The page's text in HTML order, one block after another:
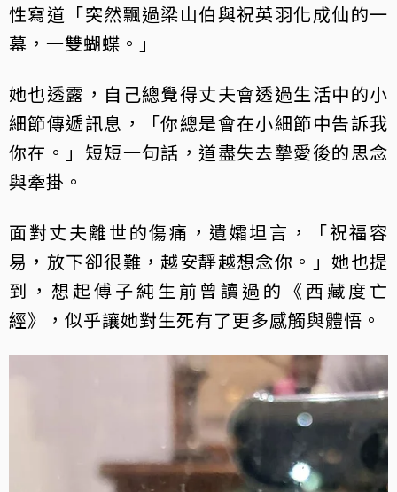
性寫道「突然飄過梁山伯與祝英羽化成仙的一
幕，一雙蝴蝶。」
她也透露，自己總覺得丈夫會透過生活中的小
細節傳遞訊息，「你總是會在小細節中告訴我
你在。」短短一句話，道盡失去摯愛後的思念
與牽掛。
面對丈夫離世的傷痛，遺孀坦言，「祝福容
易，放下卻很難，越安靜越想念你。」她也提
到，想起傅子純生前曾讀過的《西藏度亡
經》，似乎讓她對生死有了更多感觸與體悟。